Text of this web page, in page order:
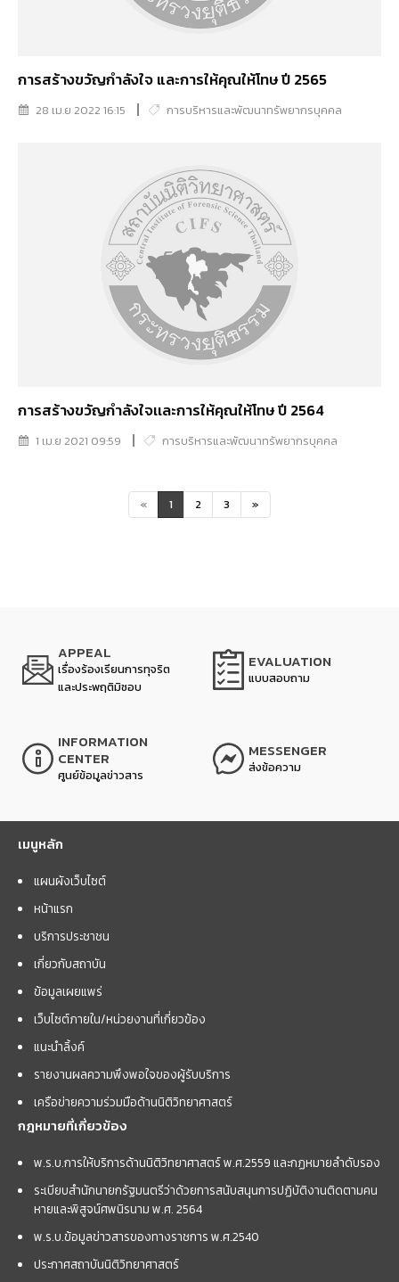
การสร้างขวัญกำลังใจ และการให้คุณให้โทษ ปี 2565
28 เม.ย 2022 16:15 การบริหารและพัฒนาทรัพยากรบุคคล
การสร้างขวัญกำลังใจเเละการให้คุณให้โทษ ปี 2564
1 เม.ย 2021 09:59 การบริหารและพัฒนาทรัพยากรบุคคล
« 1 2 3 »
APPEAL
เรื่องร้องเรียนการทุจริต
และประพฤติมิชอบ
EVALUATION
แบบสอบถาม
INFORMATION
CENTER
ศูนย์ข้อมูลข่าวสาร
MESSENGER
ส่งข้อความ
เมนูหลัก
แผนผังเว็บไซต์
หน้าแรก
บริการประชาชน
เกี่ยวกับสถาบัน
ข้อมูลเผยแพร่
เว็บไซต์ภายใน/หน่วยงานที่เกี่ยวข้อง
แนะนำลิ้งค์
รายงานผลความพึงพอใจของผู้รับบริการ
เครือข่ายความร่วมมือด้านนิติวิทยาศาสตร์
กฎหมายที่เกี่ยวข้อง
พ.ร.บ.การให้บริการด้านนิติวิทยาศาสตร์ พ.ศ.2559 และกฏหมายลำดับรอง
ระเบียบสำนักนายกรัฐมนตรีว่าด้วยการสนับสนุนการปฏิบัติงานติดตามคน
หายและพิสูจน์ศพนิรนาม พ.ศ. 2564
พ.ร.บ.ข้อมูลข่าวสารของทางราชการ พ.ศ.2540
ประกาศสถาบันนิติวิทยาศาสตร์